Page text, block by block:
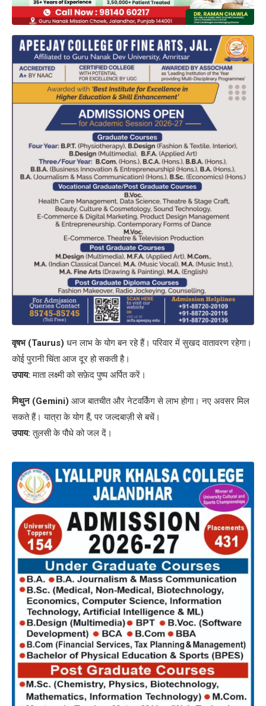
वृषभ (Taurus) धन लाभ के योग बन रहे हैं। परिवार में सुखद वातावरण रहेगा।
कोई पुरानी चिंता आज दूर हो सकती है।
उपाय: माता लक्ष्मी को सफ़ेद पुष्प अर्पित करें।
मिथुन (Gemini) आज बातचीत और नेटवर्किंग से लाभ होगा। नए अवसर मिल
सकते हैं। यात्रा के योग हैं, पर जल्दबाज़ी से बचें।
उपाय:तुलसी के पौधे को जल दें।